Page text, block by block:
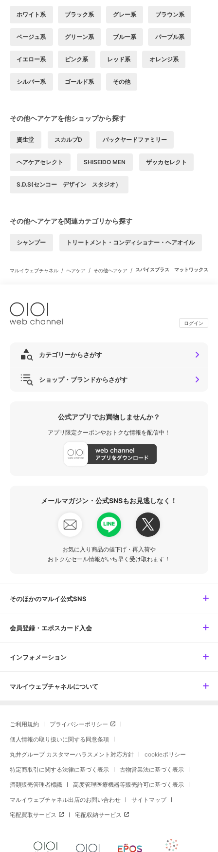
ホワイト系 ブラック系 グレー系 ブラウン系
ベージュ系 グリーン系 ブルー系 パープル系
イエロー系 ピンク系 レッド系 オレンジ系
シルバー系 ゴールド系 その他
その他ヘアケアを他ショップから探す
資生堂 スカルプD バックヤードファミリー
ヘアケアセレクト SHISEIDO MEN ザッカセレクト
S.D.S(センコー デザイン スタジオ）
その他ヘアケアを関連カテゴリから探す
シャンプー トリートメント・コンディショナー・ヘアオイル
マルイウェブチャネル / ヘアケア / その他ヘアケア / スパイスプラス マットワックス
ログイン
カテゴリーからさがす
ショップ・ブランドからさがす
公式アプリでお買物しませんか？
アプリ限定クーポンやおトクな情報を配信中！
メールマガジン・公式SNSもお見逃しなく！
お気に入り商品の値下げ・再入荷や
おトクなセール情報がいち早く受け取れます！
そのほかのマルイ公式SNS
会員登録・エポスカード入会
インフォメーション
マルイウェブチャネルについて
ご利用規約 プライバシーポリシー
個人情報の取り扱いに関する同意条項
丸井グループ カスタマーハラスメント対応方針 cookieポリシー
特定商取引に関する法律に基づく表示 古物営業法に基づく表示
酒類販売管理者標識 高度管理医療機器等販売許可に基づく表示
マルイウェブチャネル出店のお問い合わせ サイトマップ
宅配買取サービス 宅配収納サービス